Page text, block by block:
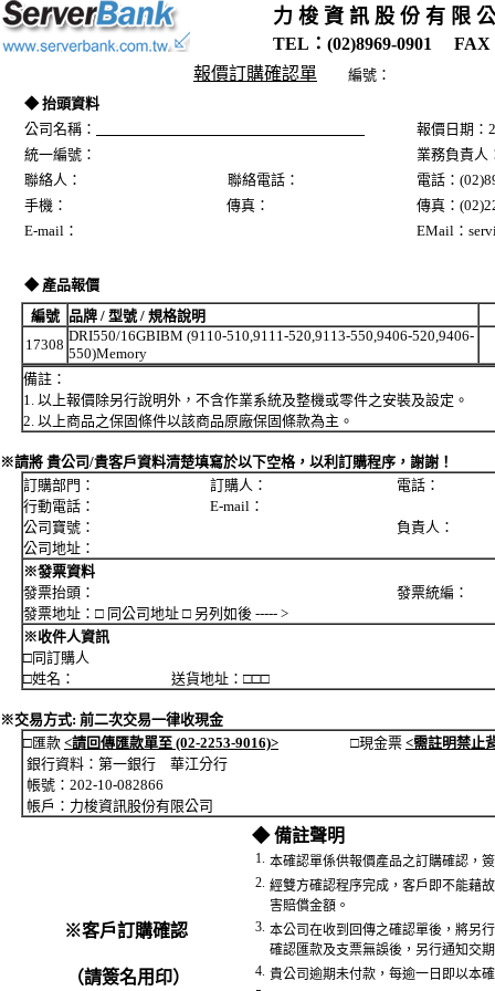
力 梭 資 訊 股 份 有 限
TEL：(02)8969-0901 FAX
報價訂購確認單
編號：
◆ 抬頭資料
公司名稱：
報價日期
統一編號：
業務負責人
聯絡人： 聯絡電話：
電話：
手機： 傳真：
傳真：
E-mail：
EMail：
◆ 產品報價
編號
品牌 / 型號 / 規格說明
17308
DRI550/16GBIBM (9110-510,9111-520,9113-550,9406-520,9406-
550)Memory
備註：
1. 以上報價除另行說明外，不含作業系統及整機或零件之安裝及設定。
2. 以上商品之保固條件以該商品原廠保固條款為主。
※請將 貴公司/貴客戶資料清楚填寫於以下空格，以利訂購程序，謝謝！
訂購部門： 訂購人： 電話：
行動電話： E-mail：
公司寶號： 負責人：
公司地址：
※發票資料
發票抬頭： 發票統編：
發票地址：□ 同公司地址 □ 另列如後 ----- >
※收件人資訊
□同訂購人
□姓名： 送貨地址：□□□
※交易方式: 前二次交易一律收現金
□匯款 <請回傳匯款單至 (02-2253-9016)> □現金票 <需註明禁止
銀行資料：第一銀行 華江分行
帳號：202-10-082866
帳戶：力梭資訊股份有限公司
※客戶訂購確認
（請簽名用印）
◆ 備註聲明
1. 本確認單係供報價產品之訂購確認，
2. 經雙方確認程序完成，客戶即不能藉
害賠償金額。
3. 本公司在收到回傳之確認單後，將另
確認匯款及支票無誤後，另行通知交
4. 貴公司逾期未付款，每逾一日即以本